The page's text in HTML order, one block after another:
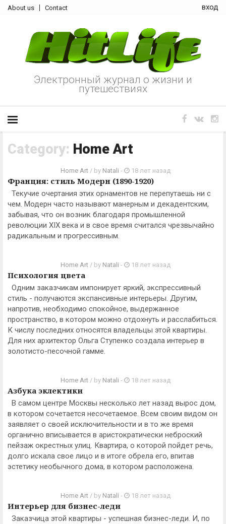
About us Contact вход
Электронный журнал о жизни и
путешествиях
Category: Home Art
Home Art / by Natali - 18 лет назад
Франция: стиль Модерн (1890-1920)
Текучие очертания этих орнаментов не перепутаешь ни с
чем. Модерн часто называют манерным и декадентским,
забывая, что он возник благодаря промышленной
революции XIX века и в свое время считался чрезвычайно
радикальным и прогрессивным.
Home Art / by Natali - 18 лет назад
Психология цвета
Одним заказчикам импонирует яркий, экспрессивный
стиль - получаются экспансивные интерьеры. Другим,
напротив, необходимо спокойное, выдержанное
пространство, в котором можно отдохнуть и расслабиться.
К числу последних относятся владельцы этой квартиры.
Для них архитектор Ольга Ступенко создала интерьер в
золотисто-песочной гамме.
Home Art / by Natali - 18 лет назад
Азбука эклектики
В самом центре Москвы несколько лет назад вырос дом,
в котором сочетается несочетаемое. Всем своим видом он
заявляет о своей исключительности и в то же время
органично вписывается в аристократически неброский
пейзаж окрестных улиц. Квартира, о которой пойдет речь,
долго искала свое лицо и в итоге обрела его, впитав
эстетику необычного дома, в котором расположена.
Home Art / by Natali - 18 лет назад
Интерьер для бизнес-леди
Заказчица этой квартиры - успешная бизнес-леди. И, по